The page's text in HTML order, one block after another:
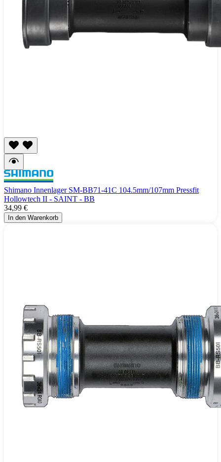
Shimano Innenlager SM-BB71-41C 104.5mm/107mm Pressfit
Hollowtech II - SAINT - BB
34,99 €
In den Warenkorb